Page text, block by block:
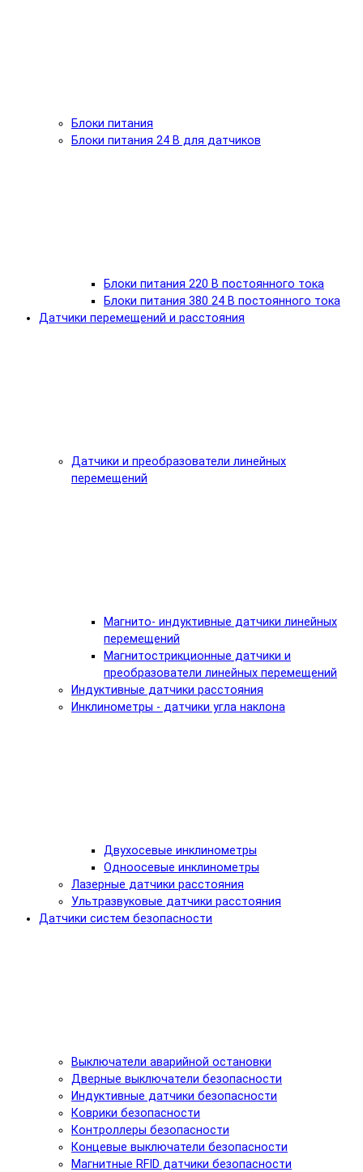
Блоки питания
Блоки питания 24 В для датчиков
Блоки питания 220 В постоянного тока
Блоки питания 380 24 В постоянного тока
Датчики перемещений и расстояния
Датчики и преобразователи линейных
перемещений
Магнито- индуктивные датчики линейных
перемещений
Магнитострикционные датчики и
преобразователи линейных перемещений
Индуктивные датчики расстояния
Инклинометры - датчики угла наклона
Двухосевые инклинометры
Одноосевые инклинометры
Лазерные датчики расстояния
Ультразвуковые датчики расстояния
Датчики систем безопасности
Выключатели аварийной остановки
Дверные выключатели безопасности
Индуктивные датчики безопасности
Коврики безопасности
Контроллеры безопасности
Концевые выключатели безопасности
Магнитные RFID датчики безопасности